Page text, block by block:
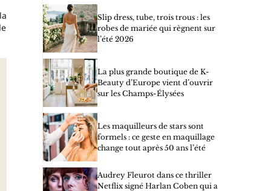
Slip dress, tube, trois trous : les
robes de mariée qui règnent sur
l’été 2026
La plus grande boutique de K-
Beauty d’Europe vient d’ouvrir
sur les Champs-Élysées
Les maquilleurs de stars sont
formels : ce geste en maquillage
change tout après 50 ans l’été
Audrey Fleurot dans ce thriller
Netflix signé Harlan Coben qui a